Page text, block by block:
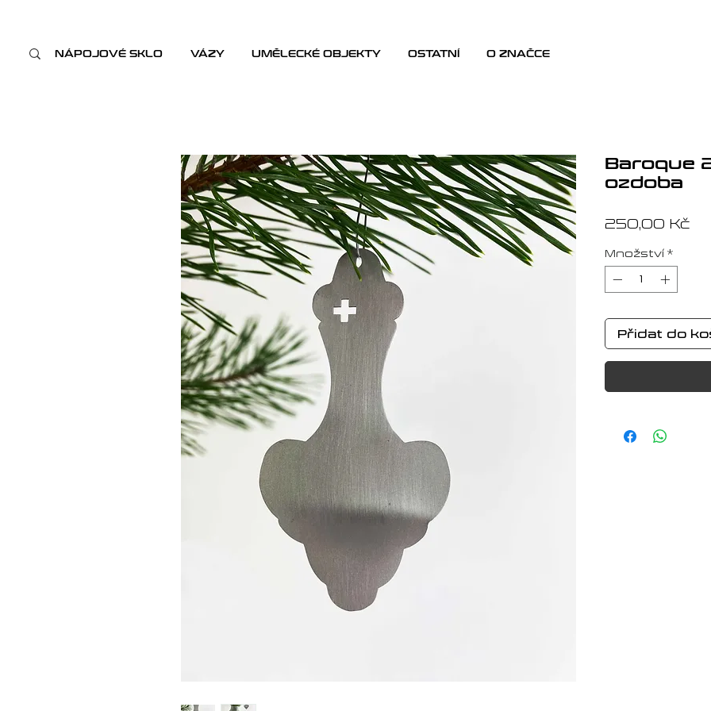
NÁPOJOVÉ SKLO VÁZY UMĚLECKÉ OBJEKTY OSTATNÍ O ZNAČCE
Baroque
ozdoba
250,00 Kč
Množství *
Přidat do